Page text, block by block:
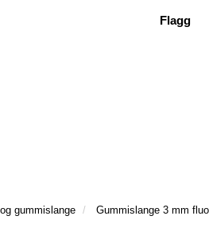
Flagg
gummislange Gummislange 3 mm